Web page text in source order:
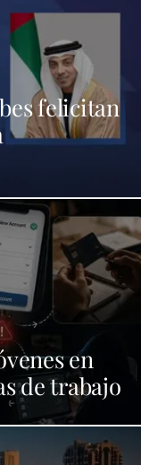
felicitan
en
de trabajo